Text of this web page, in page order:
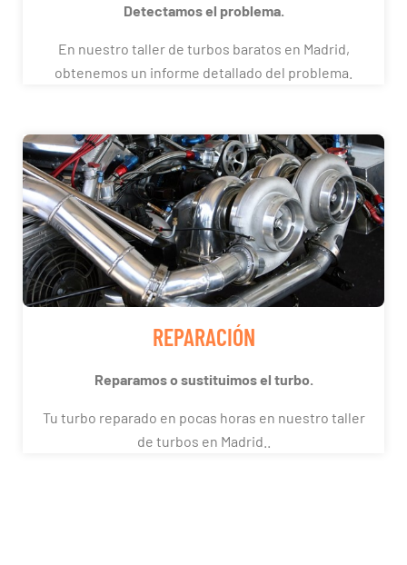
Detectamos el problema.
En nuestro taller de turbos baratos en Madrid,
obtenemos un informe detallado del problema.
REPARACIÓN
Reparamos o sustituimos el turbo.
Tu turbo reparado en pocas horas en nuestro taller
de turbos en Madrid..